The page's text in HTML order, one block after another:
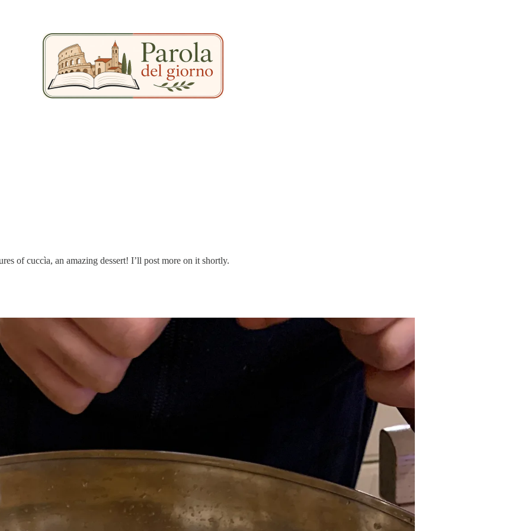
of cuccìa, an amazing dessert! I’ll post more on it shortly.